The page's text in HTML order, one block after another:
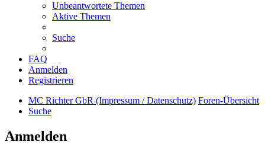
Unbeantwortete Themen
Aktive Themen
Suche
FAQ
Anmelden
Registrieren
MC Richter GbR (Impressum / Datenschutz) Foren-Übersicht
Suche
Anmelden